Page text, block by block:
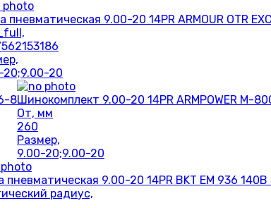
пневматическая 9.00-20 14PR ARMOUR OTR
20;9.00-20
8Шинокомплект 9.00-20 14PR ARMPOWER M-
От, мм
260
Размер,
9.00-20;9.00-20
пневматическая 9.00-20 14PR BKT EM 936 140B
радиус,